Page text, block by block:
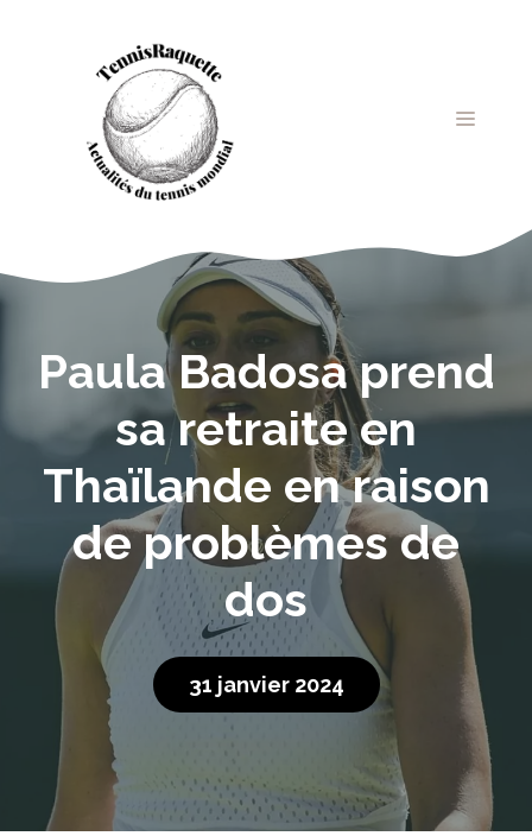
MENU
Paula Badosa prend
sa retraite en
Thaïlande en raison
de problèmes de
dos
31 janvier 2024